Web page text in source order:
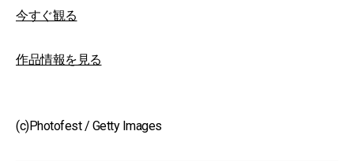
今すぐ観る
作品情報を見る
(c)Photofest / Getty Images